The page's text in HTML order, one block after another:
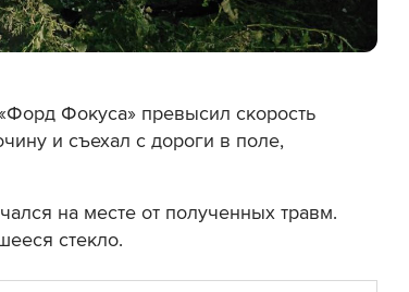
Фокуса» превысил скорость
и съехал с дороги в поле,
на месте от полученных травм.
стекло.